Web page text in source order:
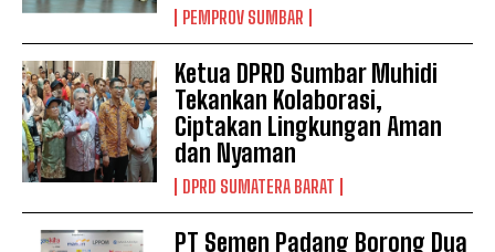
PEMPROV SUMBAR
Ketua DPRD Sumbar Muhidi
Tekankan Kolaborasi,
Ciptakan Lingkungan Aman
dan Nyaman
DPRD SUMATERA BARAT
PT Semen Padang Borong Dua